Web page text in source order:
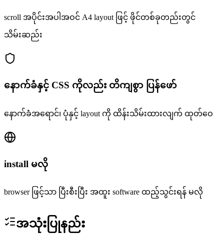
scroll အပိုင်းအပါအဝင် A4 layout ဖြင့် ဖိုင်တစ်ခုတည်းတွင်
သိမ်းဆည်း
နောက်ခံနှင့် CSS ကိုလည်း တိကျစွာ ပြန်ဖော်
နောက်ခံအရောင်၊ ပုံနှင့် layout ကို ထိန်းသိမ်းထားလျက် ထုတ်ဝေ
install မလို
browser ဖြင့်သာ ပြီးစီးပြီး အထူး software ထည့်သွင်းရန် မလို
အသုံးပြုနည်း